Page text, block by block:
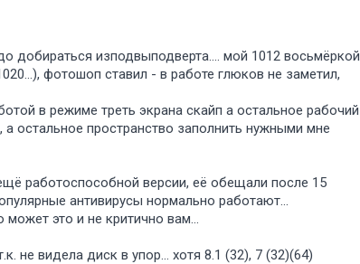
добираться изподвыподверта.... мой 1012 восьмёркой
фотошоп ставил - в работе глюков не заметил,
в режиме треть экрана скайп а остальное рабочий
остальное пространство заполнить нужными мне
работоспособной версии, её обещали после 15
антивирусы нормально работают...
это и не критично вам...
не видела диск в упор... хотя 8.1 (32), 7 (32)(64)